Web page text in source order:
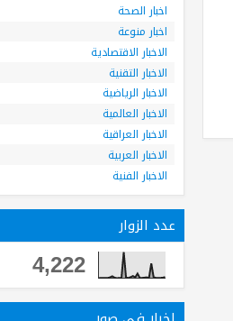
اخبار الصحة
اخبار منوعة
الاخبار الاقتصادية
الاخبار التقنية
الاخبار الرياضية
الاخبار العالمية
الاخبار العراقية
الاخبار العربية
الاخبار الفنية
عدد الزوار
4,222